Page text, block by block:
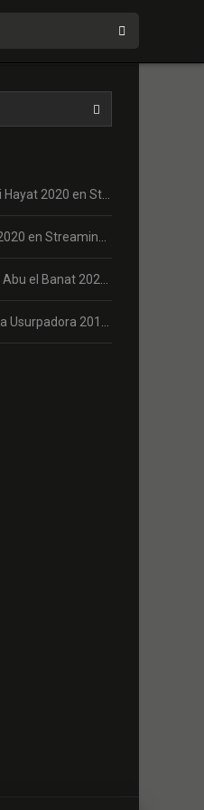
2020 en Streaming HD Gratuit !
Streaming HD Gratuit !
2020 en Streaming HD Gratuit !
La Usurpadora 2019 en Streaming HD Gratuit !